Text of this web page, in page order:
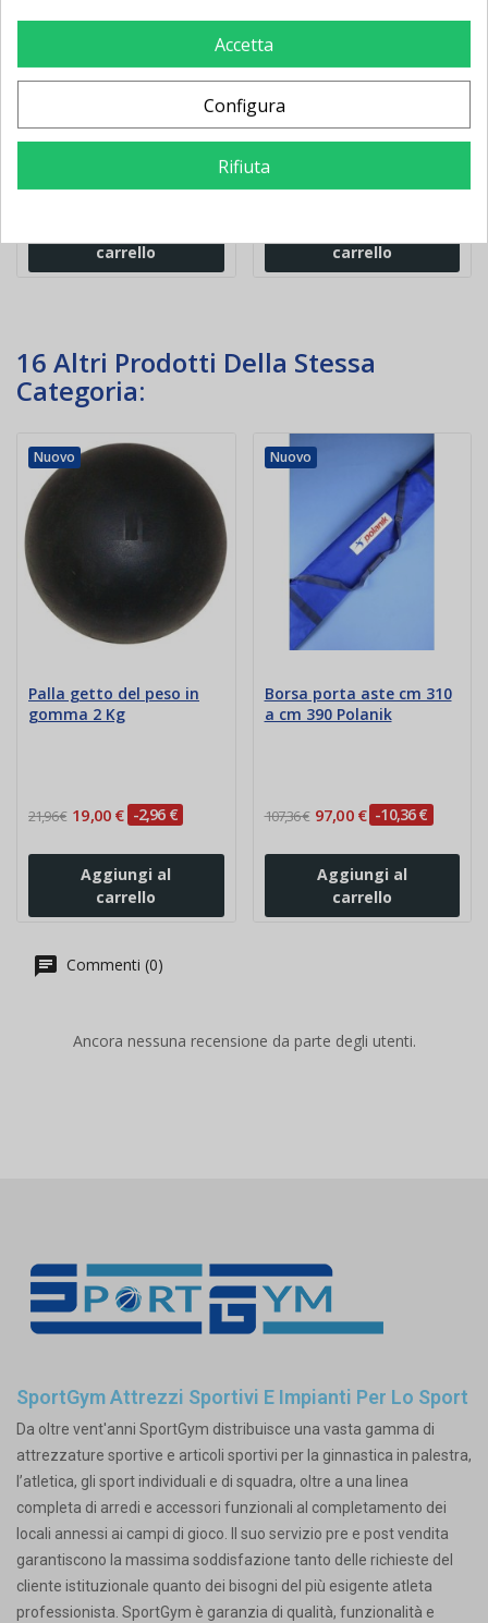
dell'elevazione
carrello
Materasso da ginnastica
cm 200x100x5 Ignifugo
197,64 €
carrello
16 Altri Prodotti Della Stessa
Categoria:
Nuovo
Palla getto del peso in
gomma 2 Kg
21,96 € 19,00 € -2,96 €
Aggiungi al
carrello
Nuovo
Borsa porta aste cm 310
a cm 390 Polanik
107,36 € 97,00 € -10,36 €
Aggiungi al
carrello
Commenti (0)
Ancora nessuna recensione da parte degli utenti.
SportGym Attrezzi Sportivi E Impianti Per Lo Sport
Da oltre vent'anni SportGym distribuisce una vasta gamma di
attrezzature sportive e articoli sportivi per la ginnastica in palestra,
l’atletica, gli sport individuali e di squadra, oltre a una linea
completa di arredi e accessori funzionali al completamento dei
locali annessi ai campi di gioco. Il suo servizio pre e post vendita
garantiscono la massima soddisfazione tanto delle richieste del
cliente istituzionale quanto dei bisogni del più esigente atleta
professionista. SportGym è garanzia di qualità, funzionalità e
Accetta
Configura
Rifiuta